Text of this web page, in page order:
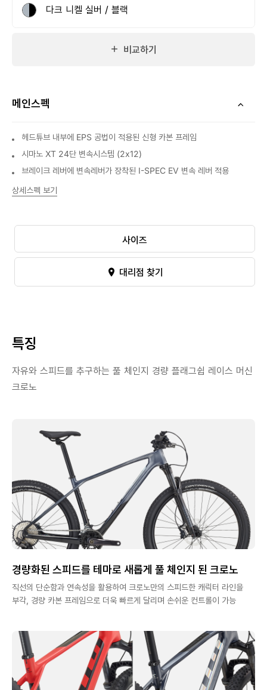
다크 니켈 실버 / 블랙
비교하기
메인스펙
헤드튜브 내부에 EPS 공법이 적용된 신형 카본 프레임
시마노 XT 24단 변속시스템 (2x12)
브레이크 레버에 변속레버가 장착된 I-SPEC EV 변속 레버 적용
상세스펙 보기
사이즈
대리점 찾기
특징
자유와 스피드를 추구하는 풀 체인지 경량 플래그쉽 레이스 머신
크로노
경량화된 스피드를 테마로 새롭게 풀 체인지 된 크로노
직선의 단순함과 연속성을 활용하여 크로노만의 스피드한 캐릭터 라인을
부각, 경량 카본 프레임으로 더욱 빠르게 달리며 손쉬운 컨트롤이 가능